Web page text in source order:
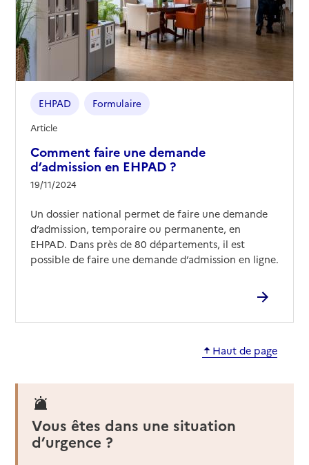
Comment faire une demande
d’admission en EHPAD ?
19/11/2024
EHPAD Formulaire
Article
Un dossier national permet de faire une demande
d’admission, temporaire ou permanente, en
EHPAD. Dans près de 80 départements, il est
possible de faire une demande d’admission en ligne.
Haut de page
Vous êtes dans une situation
d’urgence ?